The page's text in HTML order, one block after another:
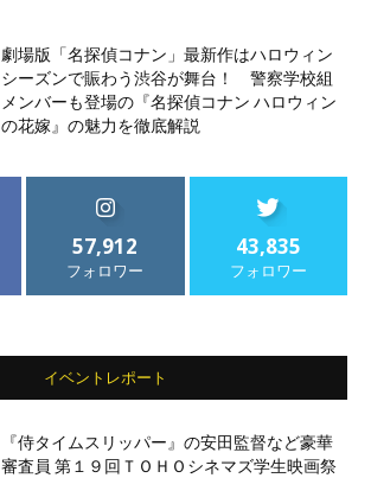
劇場版「名探偵コナン」最新作はハロウィン
シーズンで賑わう渋谷が舞台！ 警察学校組
メンバーも登場の『名探偵コナン ハロウィン
の花嫁』の魅力を徹底解説
57,912
フォロワー
43,835
フォロワー
イベントレポート
『侍タイムスリッパー』の安田監督など豪華
審査員 第１９回ＴＯＨＯシネマズ学生映画祭